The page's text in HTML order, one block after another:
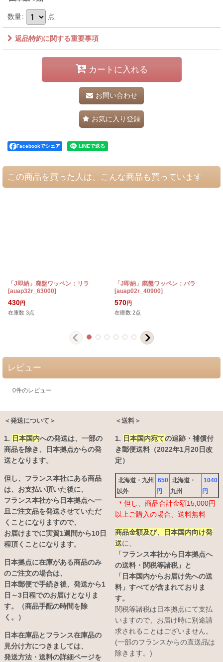
数量: 点
返品特約に関する重要事項
カートに入れる
お問い合わせ
お気に入り登録
Facebookでシェア
この商品を買った人は、こんな商品も買っています
「J即納」廃盤ワッペン：リラ
[auap32r_63000]
430円
在庫数 3点
「J即納」廃盤ワッペン：バラ
[auap02r_40900]
570円
在庫数 2点
レビュー
0件のレビュー
＜発送について＞
1. 日本国内への発送は、 一部の
商品を除き、日本拠点からの発
送となります。
但し、フランス本社にある商品
は、お支払い頂いた後に、
フランス本社から日本拠点へ一
旦ご注文品を発送させていただ
くことになりますので、
お届けまでに実質1週間から10日
程頂くことになります。
日本拠点に在庫がある商品のみ
のご注文の場合は、
日本郵便で手続き後、発送から1
日～3日程でのお届けとなりま
す。（商品手配の時間を除
く。）
日本在庫品とフランス在庫品の
見分け方につきましては、
発送方法・送料の詳細ページを
＜送料＞
1. 日本国内宛ての追跡・補償付
き郵便送料（2022年1月20日改
定）
北海道・九州
以外
650
円
北海道・
九州
1040
円
＊但し、商品合計金額15,000円
以上ご購入の場合、送料無料
商品金額及び、日本国内向け発
送に、
「フランス本社から日本拠点へ
の送料・関税等諸税」と
「日本国内からお届け先への送
料」すべてが含まれておりま
す。
関税等諸税は日本拠点にて支払
いますので、お届け時に別途請
求されることはございません。
(一部のフランスからの直送品は
除きます。)